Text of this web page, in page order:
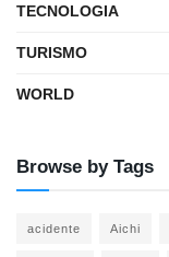
TECNOLOGIA
TURISMO
WORLD
Browse by Tags
acidente Aichi